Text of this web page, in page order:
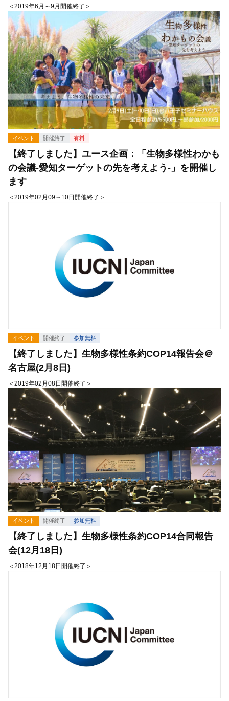
＜2019年6月～9月開催終了＞
イベント 開催終了 有料
【終了しました】ユース企画：「生物多様性わかも
の会議-愛知ターゲットの先を考えよう-」を開催し
ます
＜2019年02月09～10日開催終了＞
イベント 開催終了 参加無料
【終了しました】生物多様性条約COP14報告会＠
名古屋(2月8日)
＜2019年02月08日開催終了＞
イベント 開催終了 参加無料
【終了しました】生物多様性条約COP14合同報告
会(12月18日)
＜2018年12月18日開催終了＞